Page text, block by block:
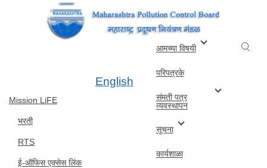
Mission LiFE
भरती
RTS
ई-ऑफिस एक्सेस लिंक
English
आमच्या विषयी
परिपत्रके
संमती पत्र
व्यवस्थापन
सूचना
कार्यशाळा